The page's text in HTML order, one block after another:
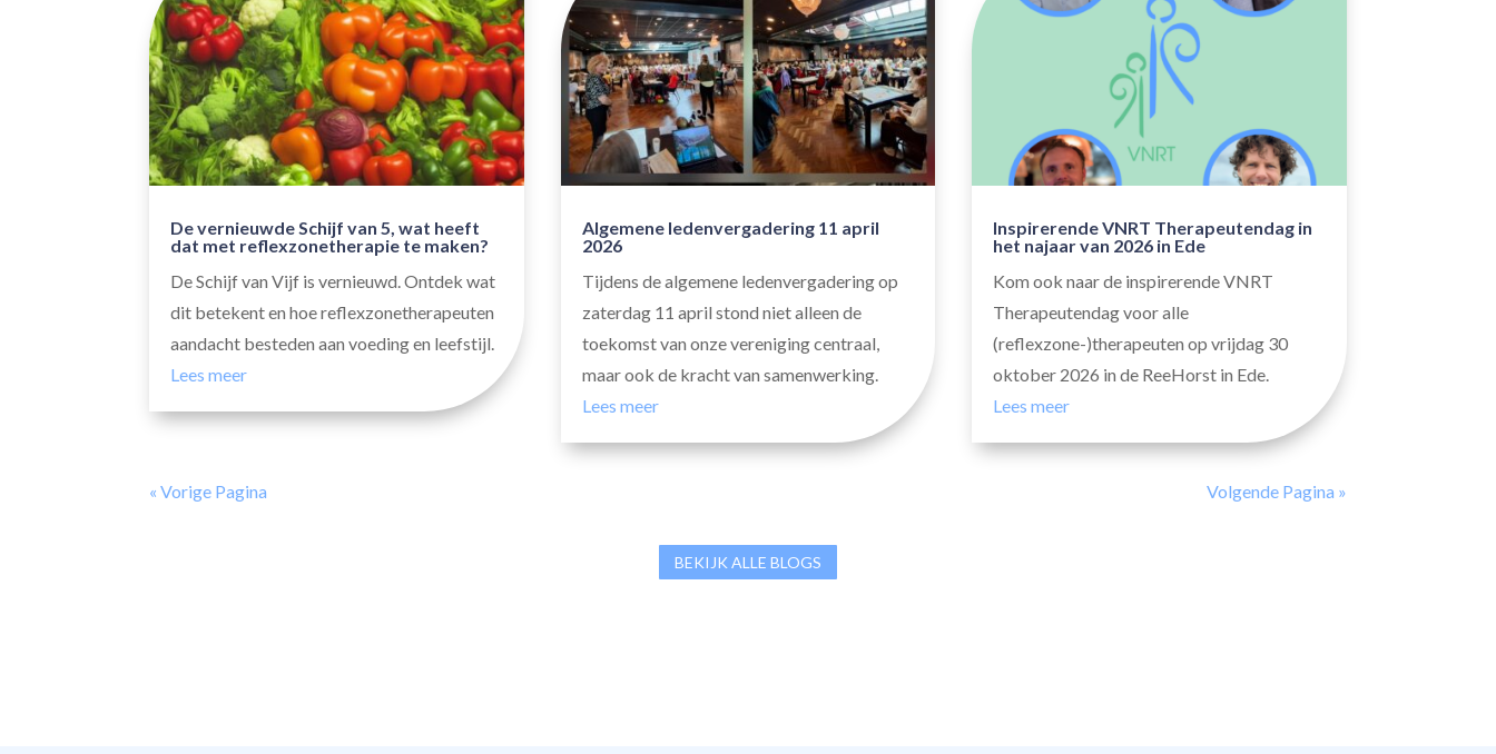
De vernieuwde Schijf van 5, wat heeft
dat met reflexzonetherapie te maken?
De Schijf van Vijf is vernieuwd. Ontdek wat
dit betekent en hoe reflexzonetherapeuten
aandacht besteden aan voeding en leefstijl.
Lees meer
Algemene ledenvergadering 11 april
2026
Tijdens de algemene ledenvergadering op
zaterdag 11 april stond niet alleen de
toekomst van onze vereniging centraal,
maar ook de kracht van samenwerking.
Lees meer
Inspirerende VNRT Therapeutendag in
het najaar van 2026 in Ede
Kom ook naar de inspirerende VNRT
Therapeutendag voor alle
(reflexzone-)therapeuten op vrijdag 30
oktober 2026 in de ReeHorst in Ede.
Lees meer
« Vorige Pagina Volgende Pagina »
BEKIJK ALLE BLOGS